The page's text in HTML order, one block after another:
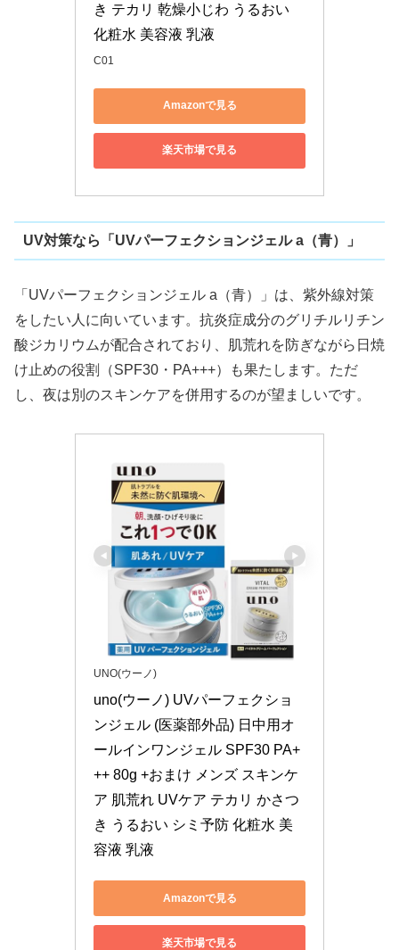
き テカリ 乾燥小じわ うるおい
化粧水 美容液 乳液
C01
Amazonで見る
楽天市場で見る
UV対策なら「UVパーフェクションジェル a（青）」
「UVパーフェクションジェル a（青）」は、紫外線対策
をしたい人に向いています。抗炎症成分のグリチルリチン
酸ジカリウムが配合されており、肌荒れを防ぎながら日焼
け止めの役割（SPF30・PA+++）も果たします。ただ
し、夜は別のスキンケアを併用するのが望ましいです。
UNO(ウーノ)
uno(ウーノ) UVパーフェクショ
ンジェル (医薬部外品) 日中用オ
ールインワンジェル SPF30 PA+
++ 80g +おまけ メンズ スキンケ
ア 肌荒れ UVケア テカリ かさつ
き うるおい シミ予防 化粧水 美
容液 乳液
Amazonで見る
楽天市場で見る